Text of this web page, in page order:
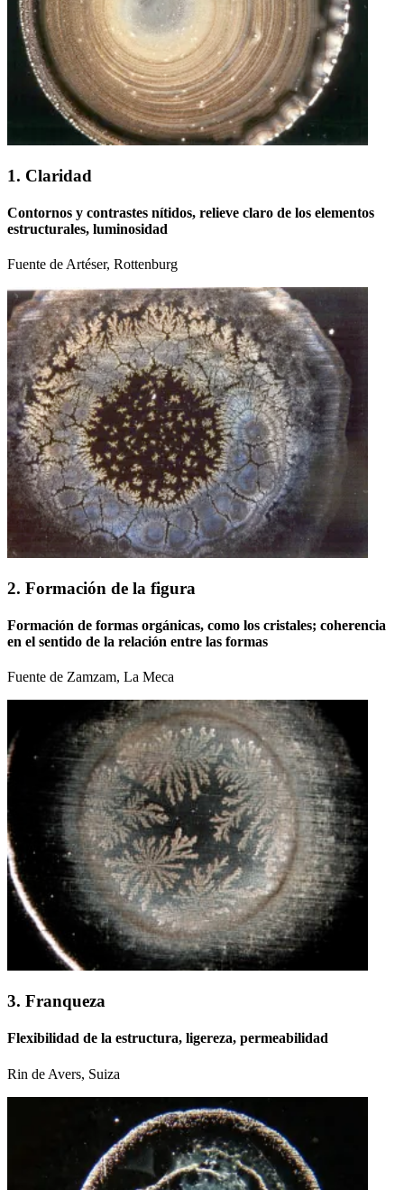
1. Claridad
Contornos y contrastes nítidos, relieve claro de los elementos
estructurales, luminosidad
Fuente de Artéser, Rottenburg
2. Formación de la figura
Formación de formas orgánicas, como los cristales; coherencia
en el sentido de la relación entre las formas
Fuente de Zamzam, La Meca
3. Franqueza
Flexibilidad de la estructura, ligereza, permeabilidad
Rin de Avers, Suiza